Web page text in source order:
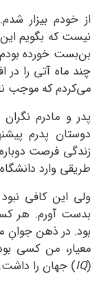
از خودم بیزار
نیست که بگویم
بن‌بست خورده
چند ماه آتی را
می‌کردم که موجب
پدر و مادرم
دوستان پدرم
زندگی فرصت
طریقی وارد
ولی این کافی
بدست آورم. هر
بود. در ذهن جوانِ
معیار، من کسی
(
IQ) جهان را داشت.